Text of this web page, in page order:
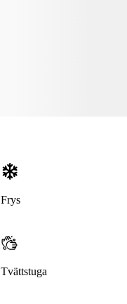
Frys
Tvättstuga